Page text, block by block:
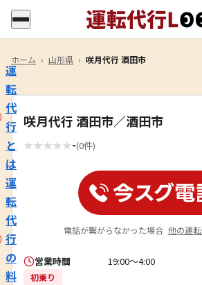
運
転
代
行
と
は
運
転
代
行
の
料
ホーム › 山形県 › 咲月代行 酒田市
咲月代行 酒田市／酒田市
★★★★★-(0件)
電話が繋がらなかった場合 他の運
営業時間 19:00～4:00
初乗り